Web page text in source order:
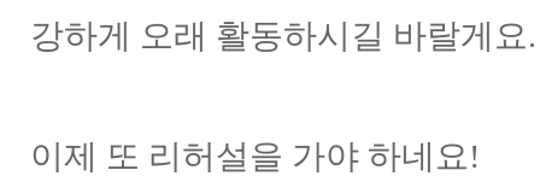
강하게 오래 활동하시길 바랄게요.
이제 또 리허설을 가야 하네요!